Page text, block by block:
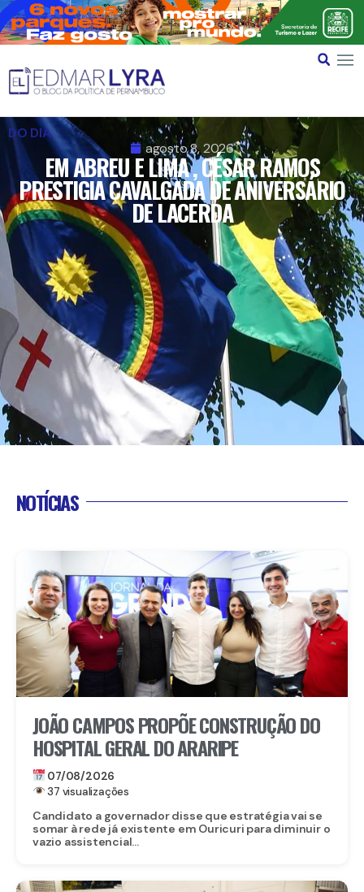
DO DIA
agosto 8, 2026
EM ABREU E LIMA , CÉSAR RAMOS
PRESTIGIA CAVALGADA DE ANIVERSÁRIO
DE LACERDA
NOTÍCIAS
JOÃO CAMPOS PROPÕE CONSTRUÇÃO DO
HOSPITAL GERAL DO ARARIPE
07/08/2026
37 visualizações
Candidato a governador disse que estratégia vai se
somar à rede já existente em Ouricuri para diminuir o
vazio assistencial...